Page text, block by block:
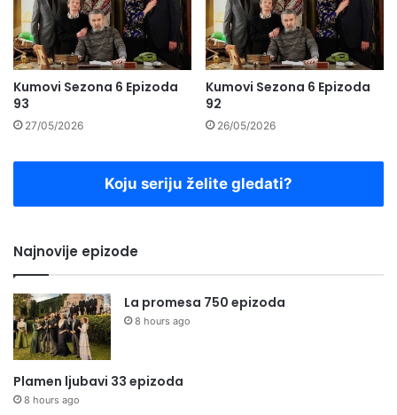
Kumovi Sezona 6 Epizoda
93
27/05/2026
Kumovi Sezona 6 Epizoda
92
26/05/2026
Koju seriju želite gledati?
Najnovije epizode
La promesa 750 epizoda
8 hours ago
Plamen ljubavi 33 epizoda
8 hours ago